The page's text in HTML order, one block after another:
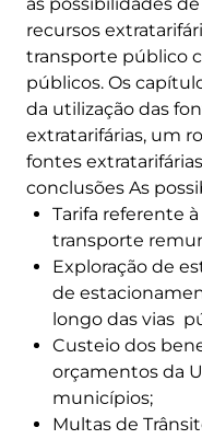
recursos
transporte público
públicos. Os
da utilização das
extratarifárias, um
fontes
conclusões As
Tarifa referente
transporte
Exploração de
de
longo das vias
Custeio dos
orçamentos da
municípios;
Multas de